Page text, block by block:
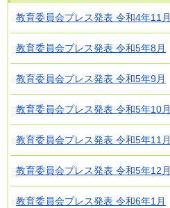
教育委員会プレス発表 令和4年11月
教育委員会プレス発表 令和5年8月
教育委員会プレス発表 令和5年9月
教育委員会プレス発表 令和5年10月
教育委員会プレス発表 令和5年11月
教育委員会プレス発表 令和5年12月
教育委員会プレス発表 令和6年1月